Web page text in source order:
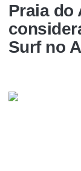
Praia do
Surf no